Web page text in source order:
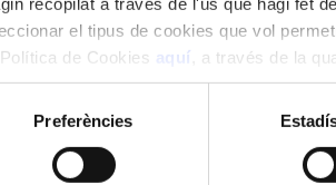
el tipus de cookies que vol
de Cookies aquí , a través de la
Preferències